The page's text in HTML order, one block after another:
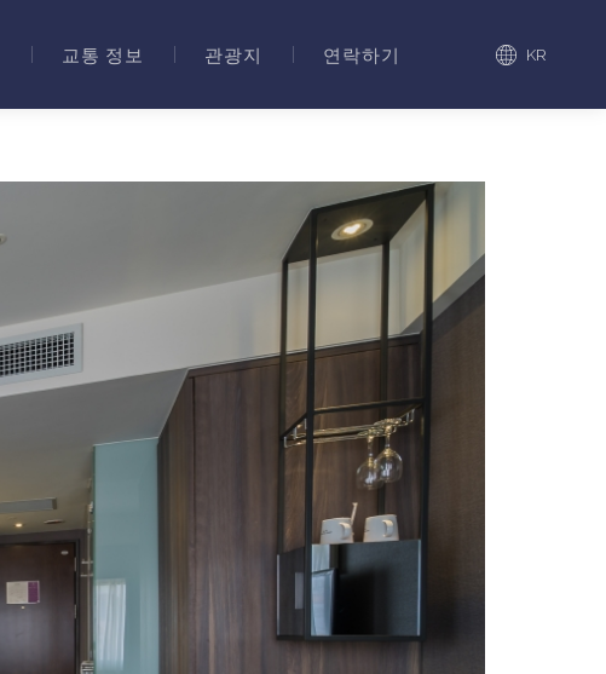
교통 정보 관광지 연락하기 KR